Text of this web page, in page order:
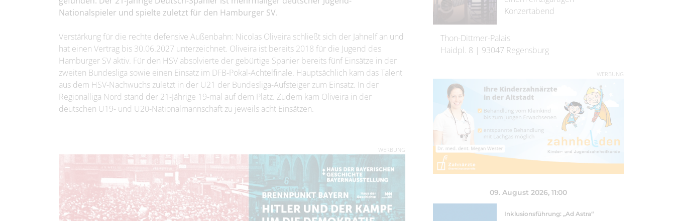
Nationalspieler und spielte zuletzt für den Hamburger SV.
Verstärkung für die rechte defensive Außenbahn: Nicolas Oliveira schließt sich der Jahnelf an und
hat einen Vertrag bis 30.06.2027 unterzeichnet. Oliveira ist bereits 2018 für die Jugend des
Hamburger SV aktiv. Für den HSV absolvierte der gebürtige Spanier bereits fünf Einsätze in der
zweiten Bundesliga sowie einen Einsatz im DFB-Pokal-Achtelfinale. Hauptsächlich kam das Talent
aus dem HSV-Nachwuchs zuletzt in der U21 der Bundesliga-Aufsteiger zum Einsatz. In der
Regionalliga Nord stand der 21-Jährige 19-mal auf dem Platz. Zudem kam Oliveira in der
deutschen U19- und U20-Nationalmannschaft zu jeweils acht Einsätzen.
WERBUNG
Konzertabend
Thon-Dittmer-Palais
Haidpl. 8 | 93047 Regensburg
WERBUNG
09. August 2026, 11:00
Inklusionsführung: „Ad Astra“